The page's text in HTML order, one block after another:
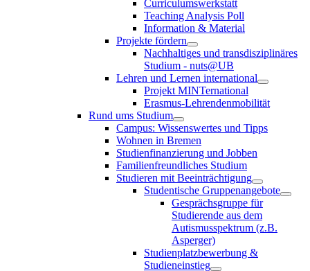
Curriculumswerkstatt
Teaching Analysis Poll
Information & Material
Projekte fördern
Nachhaltiges und transdisziplinäres
Studium - nuts@UB
Lehren und Lernen international
Projekt MINTernational
Erasmus-Lehrendenmobilität
Rund ums Studium
Campus: Wissenswertes und Tipps
Wohnen in Bremen
Studienfinanzierung und Jobben
Familienfreundliches Studium
Studieren mit Beeinträchtigung
Studentische Gruppenangebote
Gesprächsgruppe für
Studierende aus dem
Autismusspektrum (z.B.
Asperger)
Studienplatzbewerbung &
Studieneinstieg